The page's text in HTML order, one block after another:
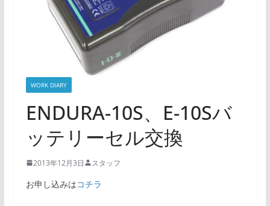
WORK DIARY
ENDURA-10S、E-10Sバ
ッテリーセル交換
2013年12月3日 スタッフ
お申し込みはコチラ